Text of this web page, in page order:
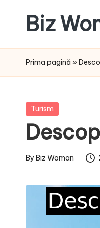
content
Biz
ta,
succesul
Prima pagină »
Posted
Turism
Posted
By Biz Woman